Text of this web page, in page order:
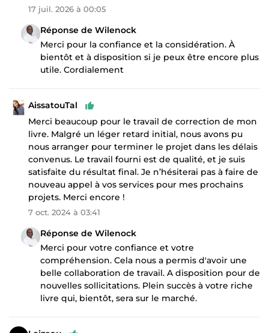
17 juil. 2026 à 00:05
Réponse de Wilenock
Merci pour la confiance et la considération. À
bientôt et à disposition si je peux être encore plus
utile. Cordialement
AissatouTal
Merci beaucoup pour le travail de correction de mon
livre. Malgré un léger retard initial, nous avons pu
nous arranger pour terminer le projet dans les délais
convenus. Le travail fourni est de qualité, et je suis
satisfaite du résultat final. Je n’hésiterai pas à faire de
nouveau appel à vos services pour mes prochains
projets. Merci encore !
7 oct. 2024 à 03:41
Réponse de Wilenock
Merci pour votre confiance et votre
compréhension. Cela nous a permis d'avoir une
belle collaboration de travail. A disposition pour de
nouvelles sollicitations. Plein succès à votre riche
livre qui, bientôt, sera sur le marché.